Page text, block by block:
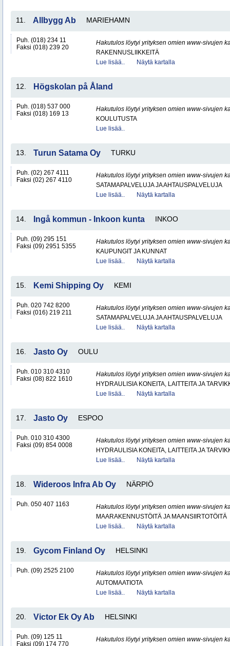
11. Allbygg Ab MARIEHAMN
Puh. (018) 234 11
Faksi (018) 239 20
Hakutulos löytyi yrityksen omien www-sivujen
RAKENNUSLIIKKEITÄ
Lue lisää..
Näytä kartalla
12. Högskolan på Åland
Puh. (018) 537 000
Faksi (018) 169 13
Hakutulos löytyi yrityksen omien www-sivujen
KOULUTUSTA
Lue lisää..
13. Turun Satama Oy TURKU
Puh. (02) 267 4111
Faksi (02) 267 4110
Hakutulos löytyi yrityksen omien www-sivujen
SATAMAPALVELUJA JA AHTAUSPALVELUJA
Lue lisää..
Näytä kartalla
14. Ingå kommun - Inkoon kunta INKOO
Puh. (09) 295 151
Faksi (09) 2951 5355
Hakutulos löytyi yrityksen omien www-sivujen
KAUPUNGIT JA KUNNAT
Lue lisää..
Näytä kartalla
15. Kemi Shipping Oy KEMI
Puh. 020 742 8200
Faksi (016) 219 211
Hakutulos löytyi yrityksen omien www-sivujen
SATAMAPALVELUJA JA AHTAUSPALVELUJA
Lue lisää..
Näytä kartalla
16. Jasto Oy OULU
Puh. 010 310 4310
Faksi (08) 822 1610
Hakutulos löytyi yrityksen omien www-sivujen
HYDRAULISIA KONEITA, LAITTEITA JA
Lue lisää..
Näytä kartalla
17. Jasto Oy ESPOO
Puh. 010 310 4300
Faksi (09) 854 0008
Hakutulos löytyi yrityksen omien www-sivujen
HYDRAULISIA KONEITA, LAITTEITA JA
Lue lisää..
Näytä kartalla
18. Wideroos Infra Ab Oy NÄRPIÖ
Puh. 050 407 1163
Hakutulos löytyi yrityksen omien www-sivujen
MAARAKENNUSTÖITÄ JA MAANSIIRTOTÖITÄ
Lue lisää..
Näytä kartalla
19. Gycom Finland Oy HELSINKI
Puh. (09) 2525 2100
Hakutulos löytyi yrityksen omien www-sivujen
AUTOMAATIOTA
Lue lisää..
Näytä kartalla
20. Victor Ek Oy Ab HELSINKI
Puh. (09) 125 11
Faksi (09) 174 770
Hakutulos löytyi yrityksen omien www-sivujen